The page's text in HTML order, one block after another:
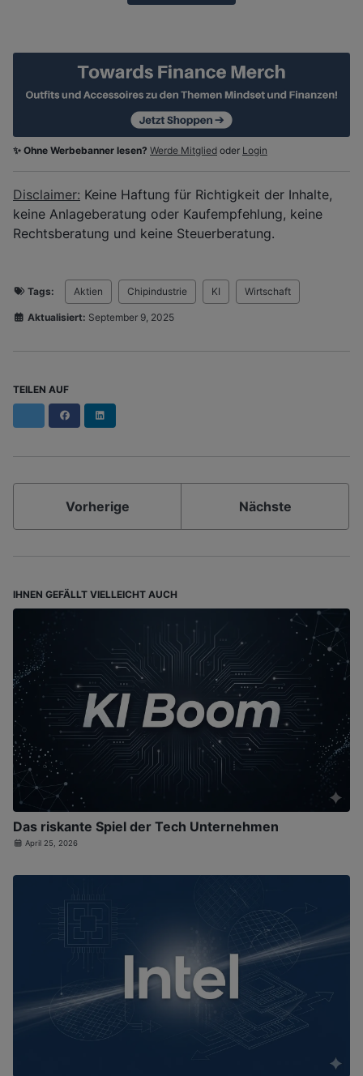
✨ Ohne Werbebanner lesen? Werde Mitglied oder Login
Disclaimer: Keine Haftung für Richtigkeit der Inhalte,
keine Anlageberatung oder Kaufempfehlung, keine
Rechtsberatung und keine Steuerberatung.
Tags: Aktien Chipindustrie KI Wirtschaft
Aktualisiert: September 9, 2025
TEILEN AUF
Facebook
Vorherige Nächste
IHNEN GEFÄLLT VIELLEICHT AUCH
Das riskante Spiel der Tech Unternehmen
April 25, 2026